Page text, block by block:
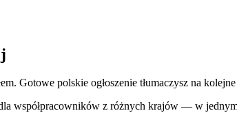
Gotowe polskie ogłoszenie tłumaczysz na
współpracowników z różnych krajów — w